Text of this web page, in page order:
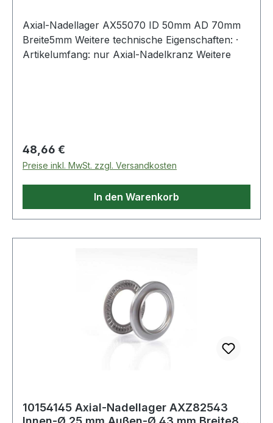
Axial-Nadellager AX55070 ID 50mm AD 70mm
Breite5mm Weitere technische Eigenschaften: ·
Artikelumfang: nur Axial-Nadelkranz Weitere
Regulärer Preis:
48,66 €
Preise inkl. MwSt. zzgl. Versandkosten
In den Warenkorb
10154145 Axial-Nadellager AXZ82543